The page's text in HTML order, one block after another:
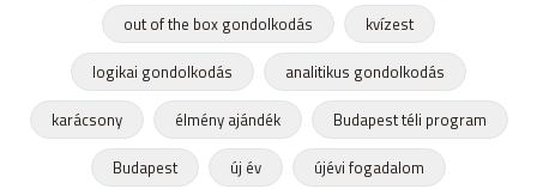
out of the box gondolkodás
kvízest
logikai gondolkodás
analitikus gondolkodás
karácsony
élmény ajándék
Budapest téli program
Budapest
új év
újévi fogadalom